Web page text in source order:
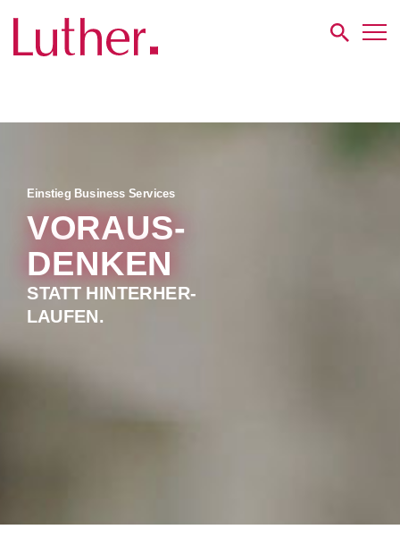
Karriere Business Service
Einstieg Business Services
VORAUS-
DENKEN
STATT HINTERHER-
LAUFEN.